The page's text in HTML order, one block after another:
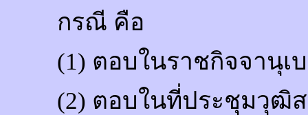
กรณี คือ
(1) ตอบในราชกิจจานุเ
(2) ตอบในที่ประชุมวุฒิ